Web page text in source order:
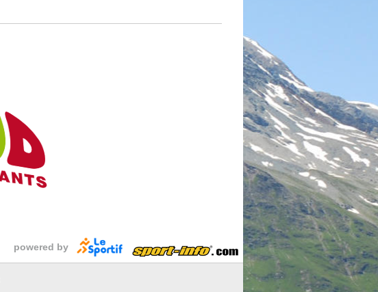
powered by